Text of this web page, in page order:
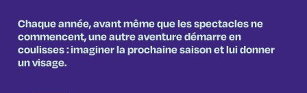
Chaque année, avant même que les spectacles ne
commencent, une autre aventure démarre en
coulisses : imaginer la prochaine saison et lui donner
un visage.